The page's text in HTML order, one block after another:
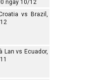
ngày 10/12
vs Brazil,
Lan vs Ecuador,